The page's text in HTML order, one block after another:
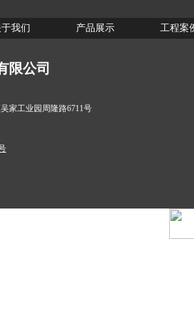
我们 产品展示 工程案
限公司
家工业园周隆路6711号